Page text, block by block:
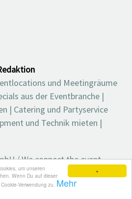
×
um unseren
Wenn Du auf dieser
Verwendung zu. Mehr
und Meetingräume
aus der Eventbranche |
| Catering und Partyservice
und Technik mieten |
/ We connect the event
für die Eventplanung /
Magazin und mehr